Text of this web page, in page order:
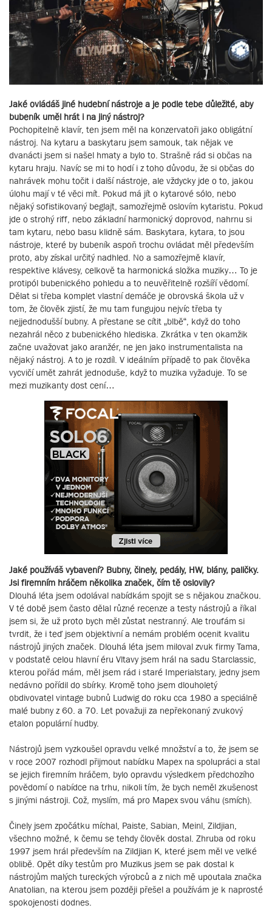
Jaké ovládáš jiné hudební nástroje a je podle tebe důležité, aby
bubeník uměl hrát i na jiný nástroj?
Pochopitelně klavír, ten jsem měl na konzervatoři jako obligátní
nástroj. Na kytaru a baskytaru jsem samouk, tak nějak ve
dvanácti jsem si našel hmaty a bylo to. Strašně rád si občas na
kytaru hraju. Navíc se mi to hodí i z toho důvodu, že si občas do
nahrávek mohu točit i další nástroje, ale vždycky jde o to, jakou
úlohu mají v té věci mít. Pokud má jít o kytarové sólo, nebo
nějaký sofistikovaný beglajt, samozřejmě oslovím kytaristu. Pokud
jde o strohý riff, nebo základní harmonický doprovod, nahrnu si
tam kytaru, nebo basu klidně sám. Baskytara, kytara, to jsou
nástroje, které by bubeník aspoň trochu ovládat měl především
proto, aby získal určitý nadhled. No a samozřejmě klavír,
respektive klávesy, celkově ta harmonická složka muziky… To je
protipól bubenického pohledu a to neuvěřitelně rozšíří vědomí.
Dělat si třeba komplet vlastní demáče je obrovská škola už v
tom, že člověk zjistí, že mu tam fungujou nejvíc třeba ty
nejjednodušší bubny. A přestane se cítit „blbě“, když do toho
nezahrál něco z bubenického hlediska. Zkrátka v ten okamžik
začne uvažovat jako aranžér, ne jen jako instrumentalista na
nějaký nástroj. A to je rozdíl. V ideálním případě to pak člověka
vycvičí umět zahrát jednoduše, když to muzika vyžaduje. To se
mezi muzikanty dost cení…
Jaké používáš vybavení? Bubny, činely, pedály, HW, blány, paličky.
Jsi firemním hráčem několika značek, čím tě oslovily?
Dlouhá léta jsem odolával nabídkám spojit se s nějakou značkou.
V té době jsem často dělal různé recenze a testy nástrojů a říkal
jsem si, že už proto bych měl zůstat nestranný. Ale troufám si
tvrdit, že i teď jsem objektivní a nemám problém ocenit kvalitu
nástrojů jiných značek. Dlouhá léta jsem miloval zvuk firmy Tama,
v podstatě celou hlavní éru Vltavy jsem hrál na sadu Starclassic,
kterou pořád mám, měl jsem rád i staré Imperialstary, jedny jsem
nedávno pořídil do sbírky. Kromě toho jsem dlouholetý
obdivovatel vintage bubnů Ludwig do roku cca 1980 a speciálně
malé bubny z 60. a 70. Let považuji za nepřekonaný zvukový
etalon populární hudby.
Nástrojů jsem vyzkoušel opravdu velké množství a to, že jsem se
v roce 2007 rozhodl přijmout nabídku Mapex na spolupráci a stal
se jejich firemním hráčem, bylo opravdu výsledkem předchozího
povědomí o nabídce na trhu, nikoli tím, že bych neměl zkušenost
s jinými nástroji. Což, myslím, má pro Mapex svou váhu (smích).
Činely jsem zpočátku míchal, Paiste, Sabian, Meinl, Zildjian,
všechno možné, k čemu se tehdy člověk dostal. Zhruba od roku
1997 jsem hrál především na Zildjian K, které jsem měl ve velké
oblibě. Opět díky testům pro Muzikus jsem se pak dostal k
nástrojům malých tureckých výrobců a z nich mě upoutala značka
Anatolian, na kterou jsem později přešel a používám je k naprosté
spokojenosti dodnes.